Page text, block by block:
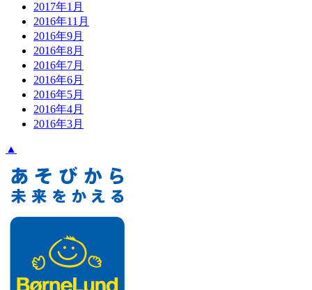
2017年1月
2016年11月
2016年9月
2016年8月
2016年7月
2016年6月
2016年5月
2016年4月
2016年3月
▲